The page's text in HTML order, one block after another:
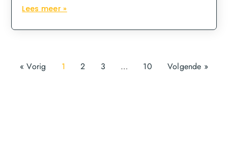
Lees meer »
« Vorig 1 2 3 … 10 Volgende »